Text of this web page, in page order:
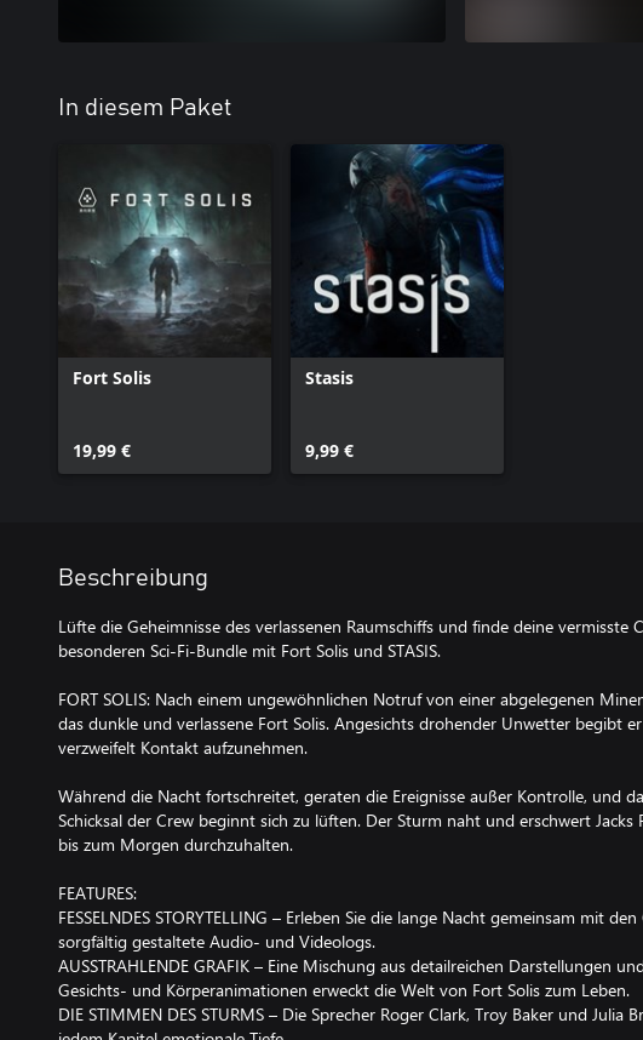
In diesem Paket
Fort Solis
19,99 €
Stasis
9,99 €
Beschreibung
Lüfte die Geheimnisse des verlassenen Raumschiffs und finde deine vermisste
besonderen Sci-Fi-Bundle mit Fort Solis und STASIS.
FORT SOLIS: Nach einem ungewöhnlichen Notruf von einer abgelegenen
das dunkle und verlassene Fort Solis. Angesichts drohender Unwetter begibt
verzweifelt Kontakt aufzunehmen.
Während die Nacht fortschreitet, geraten die Ereignisse außer Kontrolle, und
Schicksal der Crew beginnt sich zu lüften. Der Sturm naht und erschwert Jacks
bis zum Morgen durchzuhalten.
FEATURES:
FESSELNDES STORYTELLING – Erleben Sie die lange Nacht gemeinsam mit
sorgfältig gestaltete Audio- und Videologs.
AUSSTRAHLENDE GRAFIK – Eine Mischung aus detailreichen Darstellungen
Gesichts- und Körperanimationen erweckt die Welt von Fort Solis zum Leben.
DIE STIMMEN DES STURMS – Die Sprecher Roger Clark, Troy Baker und Julia